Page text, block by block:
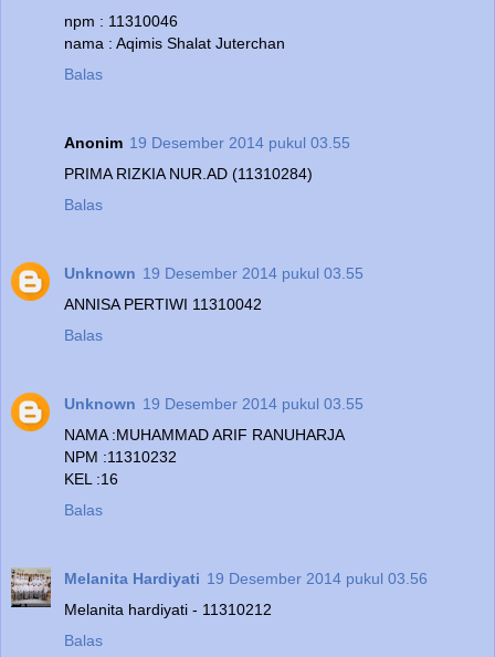
npm : 11310046
nama : Aqimis Shalat Juterchan
Balas
Anonim 19 Desember 2014 pukul 03.55
PRIMA RIZKIA NUR.AD (11310284)
Balas
Unknown 19 Desember 2014 pukul 03.55
ANNISA PERTIWI 11310042
Balas
Unknown 19 Desember 2014 pukul 03.55
NAMA :MUHAMMAD ARIF RANUHARJA
NPM :11310232
KEL :16
Balas
Melanita Hardiyati 19 Desember 2014 pukul 03.56
Melanita hardiyati - 11310212
Balas